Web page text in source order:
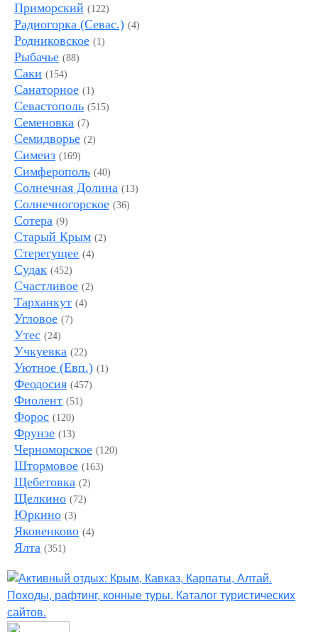
Приморский (122)
Радиогорка (Севас.) (4)
Родниковское (1)
Рыбачье (88)
Саки (154)
Санаторное (1)
Севастополь (515)
Семеновка (7)
Семидворье (2)
Симеиз (169)
Симферополь (40)
Солнечная Долина (13)
Солнечногорское (36)
Сотера (9)
Старый Крым (2)
Стерегущее (4)
Судак (452)
Счастливое (2)
Тарханкут (4)
Угловое (7)
Утес (24)
Учкуевка (22)
Уютное (Евп.) (1)
Феодосия (457)
Фиолент (51)
Форос (120)
Фрунзе (13)
Черноморское (120)
Штормовое (163)
Щебетовка (2)
Щелкино (72)
Юркино (3)
Яковенково (4)
Ялта (351)